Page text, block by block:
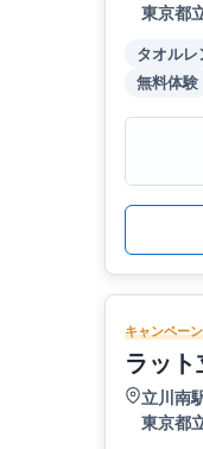
東京都
タオルレ
無料体験
キャンペー
ラッ
立川南
東京都